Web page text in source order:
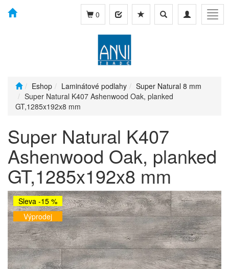
Toggle
navigation
Toggle
search
0
Eshop Laminátové podlahy
Super Natural 8 mm
Super Natural K407 Ashenwood Oak, planked
GT,1285x192x8 mm
Super Natural K407
Ashenwood Oak, planked
GT,1285x192x8 mm
Sleva -15 %
Výprodej